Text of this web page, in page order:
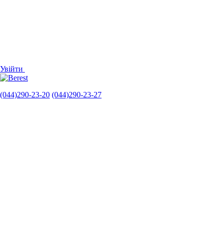
Увійти
(044)290-23-20 (044)290-23-27